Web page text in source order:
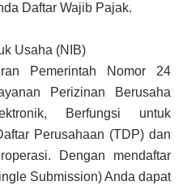
Daftar Wajib Pajak.
Usaha (NIB)
Pemerintah Nomor 24
Perizinan Berusaha
Berfungsi untuk
Perusahaan (TDP) dan
Dengan mendaftar
Submission) Anda dapat